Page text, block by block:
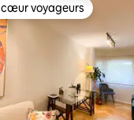
voyageurs
voyageurs